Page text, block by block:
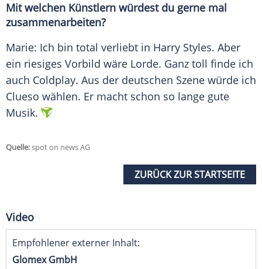
Mit welchen Künstlern würdest du gerne mal
zusammenarbeiten?
Marie: Ich bin total verliebt in Harry Styles. Aber
ein riesiges Vorbild wäre Lorde. Ganz toll finde ich
auch Coldplay. Aus der deutschen Szene würde ich
Clueso wählen. Er macht schon so lange gute
Musik.
Quelle:spot on news AG
ZURÜCK ZUR STARTSEITE
Video
Empfohlener externer Inhalt:
Glomex GmbH